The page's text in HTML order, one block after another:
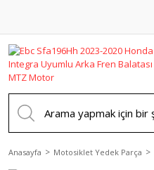
Anasayfa Motosiklet Yedek Parça